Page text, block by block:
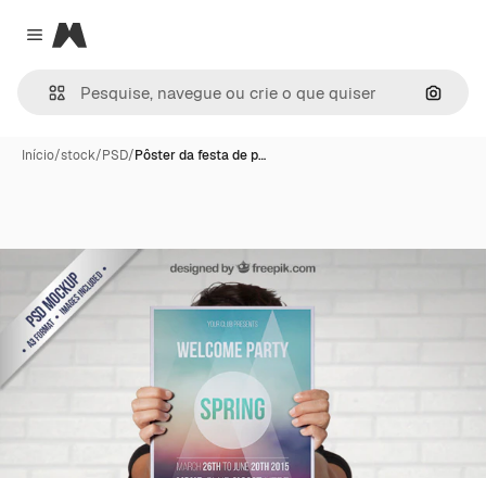
Close menu
Magnific
Início/stock/PSD/Pôster da festa de p…